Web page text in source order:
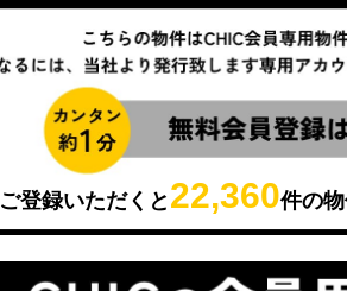
ご登録いただくと 22,360件の